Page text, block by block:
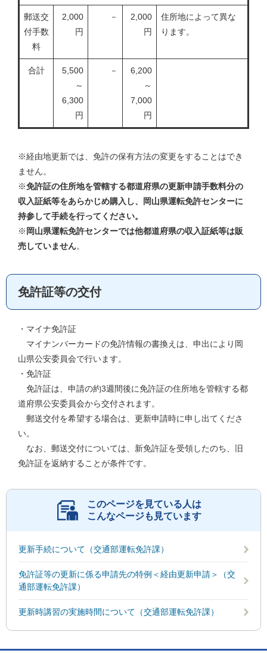
郵送交
付手数
料
2,000
円
－
2,000
円
住所地によって異な
ります。
合計
5,500
～
6,300
円
－
6,200
～
7,000
円
※経由地更新では、免許の保有方法の変更をすることはでき
ません。
※免許証の住所地を管轄する都道府県の更新申請手数料分の
収入証紙等をあらかじめ購入し、岡山県運転免許センターに
持参して手続を行ってください。
※ 岡山県運転免許センターでは他都道府県の収入証紙等は販
売していません。
免許証等の交付
・マイナ免許証
マイナンバーカードの免許情報の書換えは、申出により岡
山県公安委員会で行います。
・免許証
免許証は、申請の約3週間後に免許証の住所地を管轄する都
道府県公安委員会から交付されます。
郵送交付を希望する場合は、更新申請時に申し出てくださ
い。
なお、郵送交付については、新免許証を受領したのち、旧
免許証を返納することが条件です。
このページを見ている人は
こんなページも見ています
更新手続について（交通部運転免許課）
免許証等の更新に係る申請先の特例＜経由更新申請＞（交
通部運転免許課）
更新時講習の実施時間について（交通部運転免許課）